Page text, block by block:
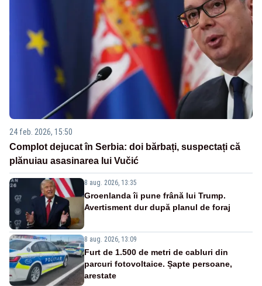
24 feb. 2026, 15:50
Complot dejucat în Serbia: doi bărbați, suspectați că
plănuiau asasinarea lui Vučić
8 aug. 2026, 13:35
Groenlanda îi pune frână lui Trump.
Avertisment dur după planul de foraj
8 aug. 2026, 13:09
Furt de 1.500 de metri de cabluri din
parcuri fotovoltaice. Șapte persoane,
arestate